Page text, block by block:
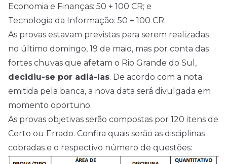
Economia e Finanças: 50 + 100 CR; e
Tecnologia da Informação: 50 + 100 CR.
As provas estavam previstas para serem realizadas
no último domingo, 19 de maio, mas por conta das
fortes chuvas que afetam o Rio Grande do Sul,
decidiu-se por adiá-las. De acordo com a nota
emitida pela banca, a nova data será divulgada em
momento oportuno.
As provas objetivas serão compostas por 120 itens de
Certo ou Errado. Confira quais serão as disciplinas
cobradas e o respectivo número de questões: